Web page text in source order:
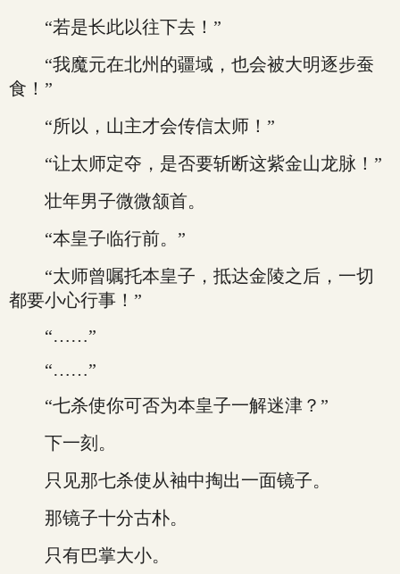
“若是长此以往下去！”
“我魔元在北州的疆域，也会被大明逐步蚕
食！”
“所以，山主才会传信太师！”
“让太师定夺，是否要斩断这紫金山龙脉！”
壮年男子微微颔首。
“本皇子临行前。”
“太师曾嘱托本皇子，抵达金陵之后，一切
都要小心行事！”
“……”
“……”
“七杀使你可否为本皇子一解迷津？”
下一刻。
只见那七杀使从袖中掏出一面镜子。
那镜子十分古朴。
只有巴掌大小。